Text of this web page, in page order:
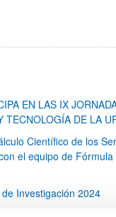
EN LAS IX
TECNOLOGÍA DE LA
Científico de los
el equipo de
Investigación 2024